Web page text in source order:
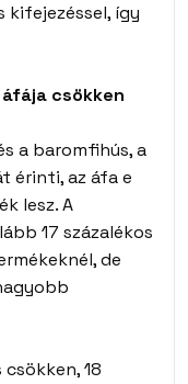
kifejezéssel, így
csökken
a baromfihús, a
érinti, az áfa e
lesz. A
17 százalékos
de
18